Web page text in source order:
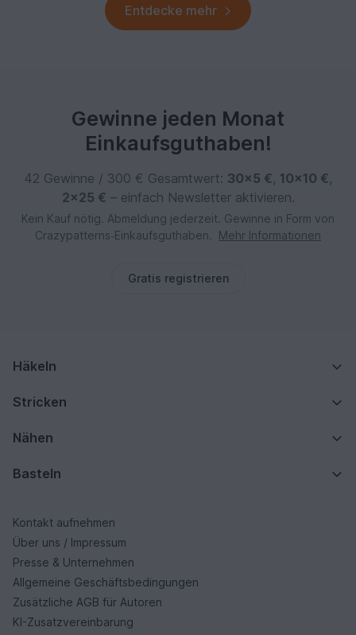
Entdecke mehr
Gewinne jeden Monat
Einkaufsguthaben!
42 Gewinne / 300 € Gesamtwert: 30×5 €, 10×10 €,
2×25 € – einfach Newsletter aktivieren.
Kein Kauf nötig. Abmeldung jederzeit. Gewinne in Form von
Crazypatterns‑Einkaufsguthaben.
Mehr Informationen
Gratis registrieren
Häkeln
Stricken
Nähen
Basteln
Kontakt aufnehmen
Über uns / Impressum
Presse & Unternehmen
Allgemeine Geschäftsbedingungen
Zusätzliche AGB für Autoren
KI-Zusatzvereinbarung